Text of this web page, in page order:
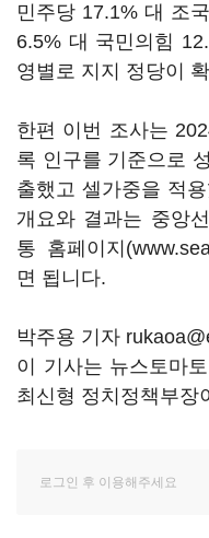
민주당 17.1% 대 조
6.5% 대 국민의힘
영별로 지지 정당이
한편 이번 조사는
록 인구를 기준으로
출했고 셀가중을 적
개요와 결과는 중앙
통 홈페이지
면 됩니다.
박주용 기자
이 기사는 뉴스토마
최신형 정치정책부장